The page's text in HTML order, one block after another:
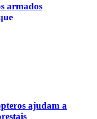
armados
ajudam a